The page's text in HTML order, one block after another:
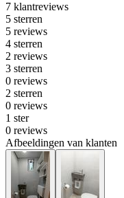
7 klantreviews
5 sterren
5 reviews
4 sterren
2 reviews
3 sterren
0 reviews
2 sterren
0 reviews
1 ster
0 reviews
Afbeeldingen van klanten